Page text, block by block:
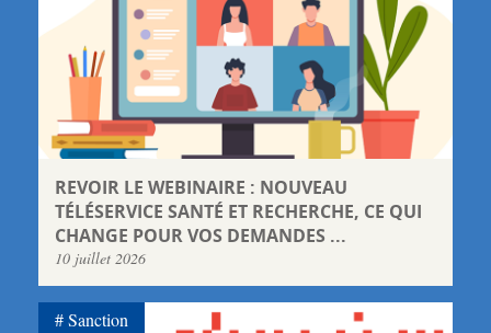
REVOIR LE WEBINAIRE : NOUVEAU
TÉLÉSERVICE SANTÉ ET RECHERCHE, CE QUI
CHANGE POUR VOS DEMANDES ...
10 juillet 2026
Sanction